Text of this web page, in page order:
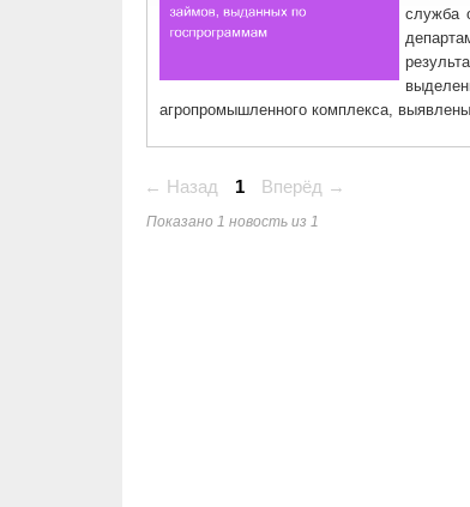
служба
агропромышленного комплекса,
← Назад 1 Вперёд →
Показано 1 новость из 1